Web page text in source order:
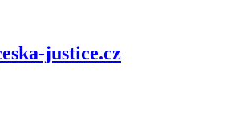
justice.cz